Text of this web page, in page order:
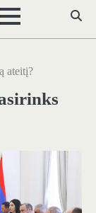
ateitį?